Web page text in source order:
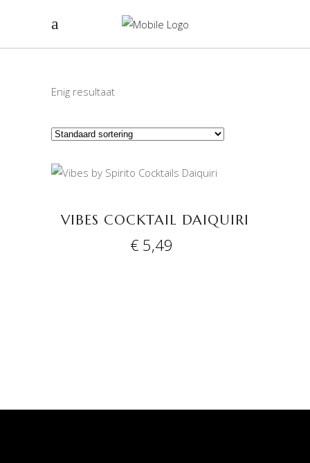
Enig resultaat
VIBES COCKTAIL DAIQUIRI
€ 5,49